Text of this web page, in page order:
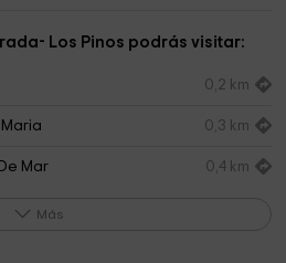
Los Pinos podrás visitar:
0,2 km
0,3 km
Mar 0,4 km
Más